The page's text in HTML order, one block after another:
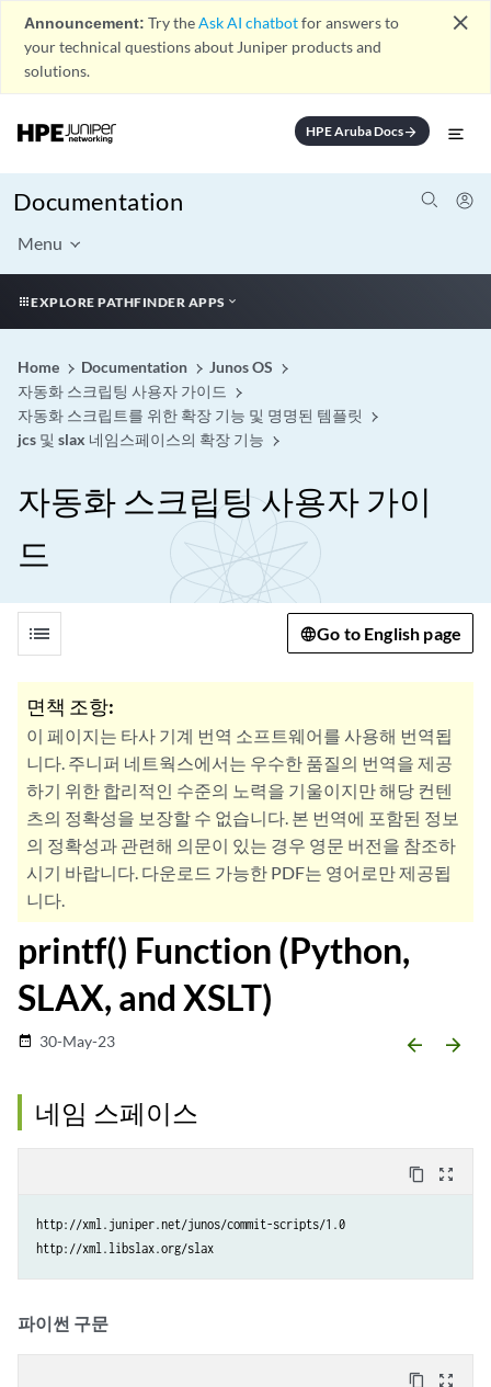
Announcement: Try theAsk AI chatbotfor answers to
your technical questions about Juniper products and
solutions.
close
HPE Aruba Docsarrow_forward
Documentation
Menu
EXPLORE PATHFINDER APPS
Home Documentation
Junos OS
자동화 스크립팅 사용자 가이드
자동화 스크립트를 위한 확장 기능 및 명명된 템플릿
jcs 및 slax 네임스페이스의 확장 기능
자동화 스크립팅 사용자 가이
드
list Go to English page
면책 조항:
이 페이지는 타사 기계 번역 소프트웨어를 사용해 번역됩
니다. 주니퍼 네트웍스에서는 우수한 품질의 번역을 제공
하기 위한 합리적인 수준의 노력을 기울이지만 해당 컨텐
츠의 정확성을 보장할 수 없습니다. 본 번역에 포함된 정보
의 정확성과 관련해 의문이 있는 경우 영문 버전을 참조하
시기 바랍니다. 다운로드 가능한 PDF는 영어로만 제공됩
니다.
printf() Function (Python,
SLAX, and XSLT)
date_range 30-May-23 arrow_backward arrow_forward
네임 스페이스
content_copy zoom_out_map
http://xml.juniper.net/junos/commit-scripts/1.0
파이썬 구문
content_copy zoom_out_map